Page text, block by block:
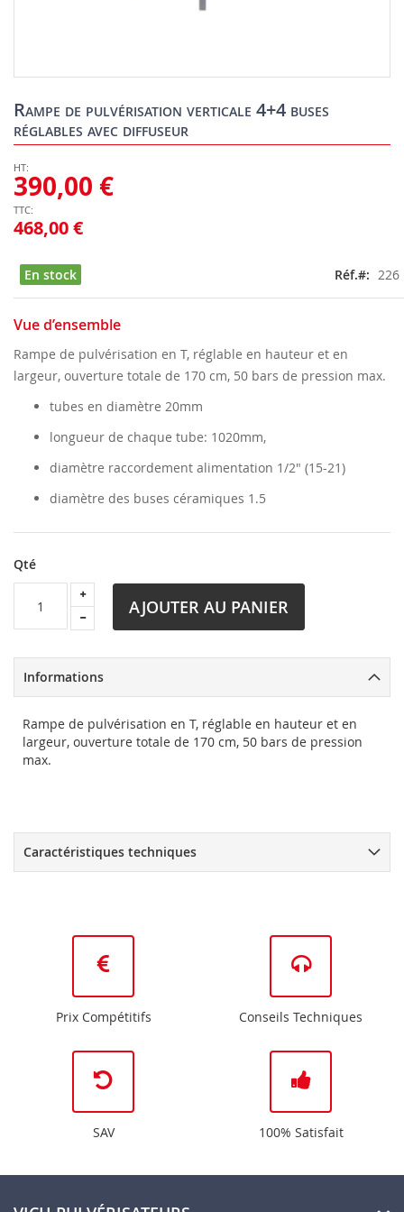
Rampe de pulvérisation verticale 4+4 buses
réglables avec diffuseur
468,00 €
390,00 €
En stock Réf. 226
Vue d’ensemble
Rampe de pulvérisation en T, réglable en hauteur et en
largeur, ouverture totale de 170 cm, 50 bars de pression max.
tubes en diamètre 20mm
longueur de chaque tube: 1020mm,
diamètre raccordement alimentation 1/2" (15-21)
diamètre des buses céramiques 1.5
Qté
AJOUTER AU PANIER
to
the
beginning
the
images
gallery
Informations
Rampe de pulvérisation en T, réglable en hauteur et en
largeur, ouverture totale de 170 cm, 50 bars de pression
max.
Caractéristiques techniques
Prix Compétitifs Conseils Techniques
SAV 100% Satisfait